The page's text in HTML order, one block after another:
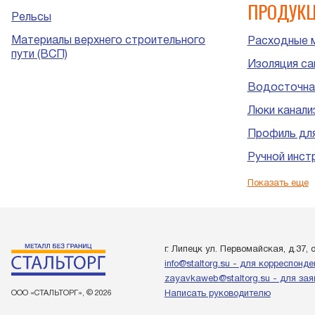
Рельсы
Материалы верхнего строительного
пути (ВСП)
Расходные
Изоляция
Люки
Профиль
Ручной
Показать еще
ООО «СТАЛЬТОРГ», © 2026
г. Липецк ул. Первомайская, д.37,
info@staltorg.su - для
zayavkaweb@staltorg.su - для
Написать руководителю